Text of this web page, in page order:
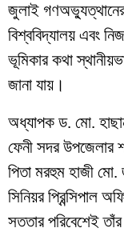
জুলাই গণঅভ্যুত্থানের
বিশ্ববিদ্যালয় এবং
ভূমিকার কথা
জানা যায়।
অধ্যাপক ড. মো.
ফেনী সদর উপজেলার
পিতা মরহুম হাজী মো.
সিনিয়র প্রিন্সিপাল
সততার পরিবেশেই